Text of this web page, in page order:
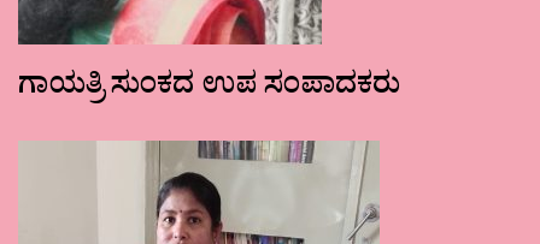
ಗಾಯತ್ರಿ ಸುಂಕದ ಉಪ ಸಂಪಾದಕರು